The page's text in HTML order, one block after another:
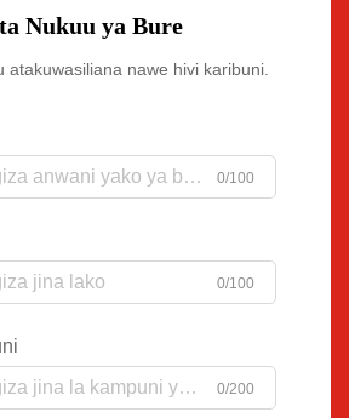
Nukuu ya Bure
atakuwasiliana nawe hivi karibuni.
0/100
0/100
0/200